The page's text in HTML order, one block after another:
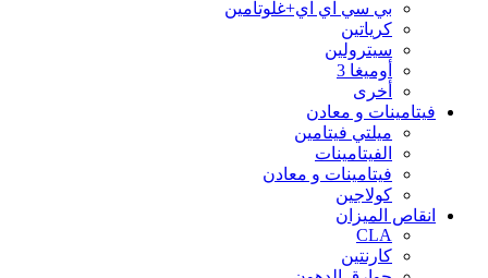
بي سي اي اي+غلوتامين
كرياتين
سيترولين
أوميغا 3
أخرى
فيتامينات و معادن
ميلتي فيتامين
الفيتامينات
فيتامينات و معادن
كولاجين
انقاص الميزان
CLA
كارنتين